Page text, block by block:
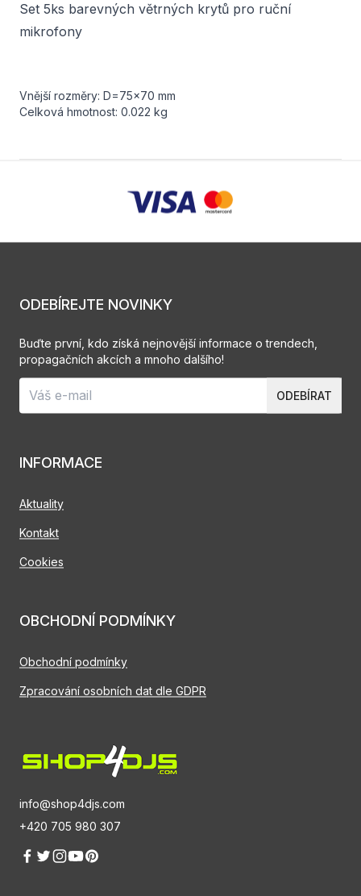
Set 5ks barevných větrných krytů pro ruční
mikrofony
Vnější rozměry: D=75x70 mm
Celková hmotnost: 0.022 kg
info@shop4djs.com
+420 705 980 307
INFORMACE
Aktuality
Kontakt
Cookies
OBCHODNÍ PODMÍNKY
Obchodní podmínky
Zpracování osobních dat dle GDPR
ODEBÍREJTE NOVINKY
Buďte první, kdo získá nejnovější informace o trendech,
propagačních akcích a mnoho dalšího!
ODEBÍRAT